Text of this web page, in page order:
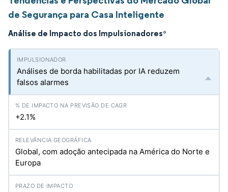
de Segurança para Casa Inteligente
Análise de Impacto dos Impulsionadores*
Análises de borda habilitadas por IA reduzem
falsos alarmes
+2.1%
Global, com adoção antecipada na América do Norte e
Europa